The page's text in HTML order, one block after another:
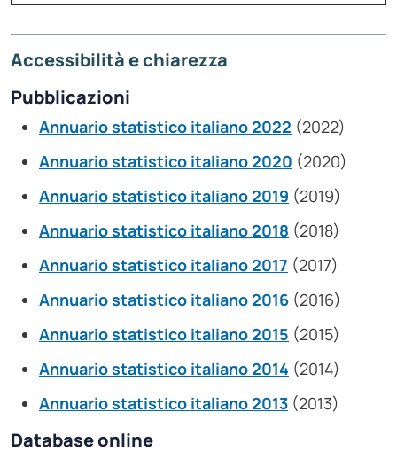
Accessibilità e chiarezza
Pubblicazioni
Annuario statistico italiano 2022 (2022)
Annuario statistico italiano 2020 (2020)
Annuario statistico italiano 2019 (2019)
Annuario statistico italiano 2018 (2018)
Annuario statistico italiano 2017 (2017)
Annuario statistico italiano 2016 (2016)
Annuario statistico italiano 2015 (2015)
Annuario statistico italiano 2014 (2014)
Annuario statistico italiano 2013 (2013)
Database online